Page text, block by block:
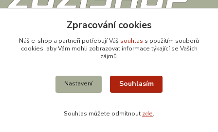
obchod@zuzishop.cz
Zpracování cookies
Náš e-shop a partneři potřebují Váš souhlas s použitím souborů
cookies, aby Vám mohli zobrazovat informace týkající se Vašich
zájmů.
Nastavení Souhlasím
Souhlas můžete odmítnout zde.